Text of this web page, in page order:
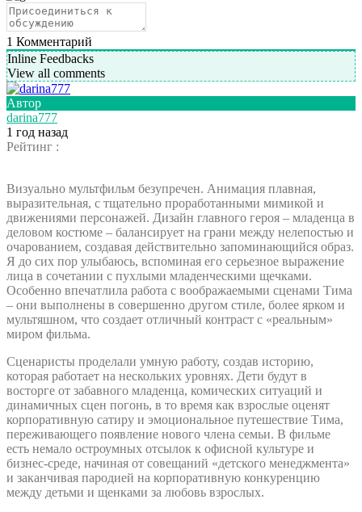
1 Комментарий
Inline Feedbacks
View all comments
Автор
darina777
1 год назад
Рейтинг :
Визуально мультфильм безупречен. Анимация плавная,
выразительная, с тщательно проработанными мимикой и
движениями персонажей. Дизайн главного героя – младенца в
деловом костюме – балансирует на грани между нелепостью и
очарованием, создавая действительно запоминающийся образ.
Я до сих пор улыбаюсь, вспоминая его серьезное выражение
лица в сочетании с пухлыми младенческими щечками.
Особенно впечатлила работа с воображаемыми сценами Тима
– они выполнены в совершенно другом стиле, более ярком и
мультяшном, что создает отличный контраст с «реальным»
миром фильма.
Сценаристы проделали умную работу, создав историю,
которая работает на нескольких уровнях. Дети будут в
восторге от забавного младенца, комических ситуаций и
динамичных сцен погонь, в то время как взрослые оценят
корпоративную сатиру и эмоциональное путешествие Тима,
переживающего появление нового члена семьи. В фильме
есть немало остроумных отсылок к офисной культуре и
бизнес-среде, начиная от совещаний «детского менеджмента»
и заканчивая пародией на корпоративную конкуренцию
между детьми и щенками за любовь взрослых.